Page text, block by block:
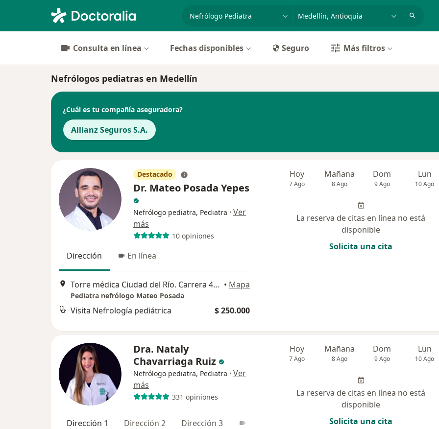
especialidad, enfermedad o nombrep. ej. Bogotá
Consulta en línea Fechas disponibles Seguro Más filtros
Nefrólogos pediatras en Medellín
¿Cuál es tu compañía aseguradora?
Allianz Seguros S.A.
Destacado
Dr. Mateo Posada Yepes
Nefrólogo pediatra, Pediatra · Ver
más
10 opiniones
Dirección En línea
Torre médica Ciudad del Río. Carrera 48 #19a-40 consultorio 1228, Medellín • Mapa
Pediatra nefrólogo Mateo Posada
Visita Nefrología pediátrica $ 250.000
Hoy
7 Ago
Mañana
8 Ago
Dom
9 Ago
Lun
10 Ago
La reserva de citas en línea no está
disponible
Solicita una cita
Dra. Nataly
Chavarriaga Ruiz
Nefrólogo pediatra, Pediatra · Ver
más
331 opiniones
Dirección 1 Dirección 2 Dirección 3
Hoy
7 Ago
Mañana
8 Ago
Dom
9 Ago
Lun
10 Ago
La reserva de citas en línea no está
disponible
Solicita una cita